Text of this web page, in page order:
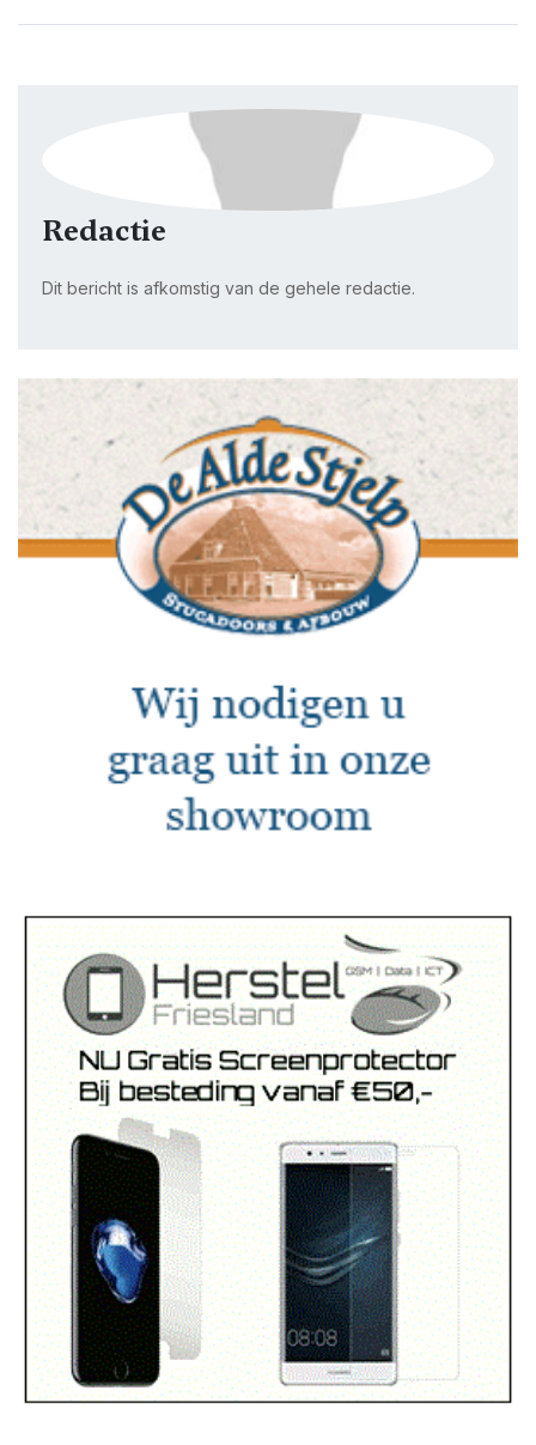
Redactie
Dit bericht is afkomstig van de gehele redactie.